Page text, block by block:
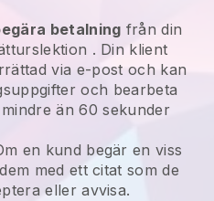
betalning från din
. Din klient
via e-post och kan
och bearbeta
än 60 sekunder
en kund begär en viss
med ett citat som de
eller avvisa.